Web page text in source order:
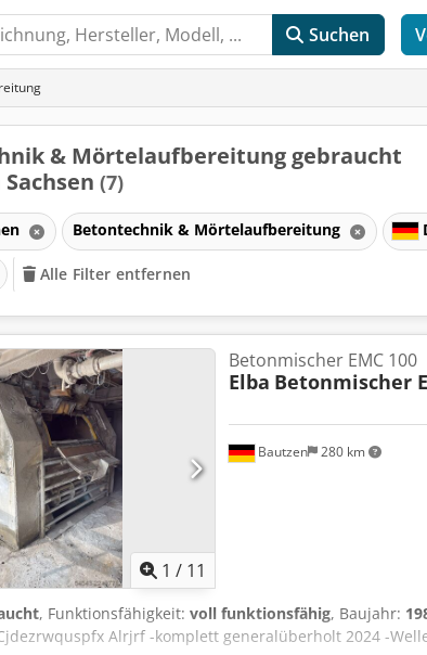
Suchen
& Mörtelaufbereitung gebraucht
(7)
Betontechnik & Mörtelaufbereitung
Alle Filter entfernen
1 / 11
Bautzen 280 km
Betonmischer EMC 100
Elba Betonmischer
, Funktionsfähigkeit: voll funktionsfähig, Baujahr:
Alrjrf -komplett generalüberholt 2024 -